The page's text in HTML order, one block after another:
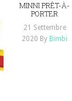
MINNI PRÊT-À-
PORTER
21 Settembre
2020 By Bimbi